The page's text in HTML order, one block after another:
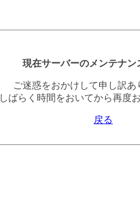
現在サーバーのメンテナン
ご迷惑をおかけして申し訳あ
しばらく時間をおいてから再度
戻る